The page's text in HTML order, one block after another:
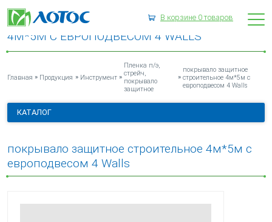
В корзине 0товаров
ПОКРЫВАЛО ЗАЩИТНОЕ СТРОИТЕЛЬНОЕ
4М*5М С ЕВРОПОДВЕСОМ 4 WALLS
Главная » Продукция » Инструмент »
Пленка п/э,
стрейч,
покрывало
защитное
»
покрывало защитное
строительное 4м*5м с
европодвесом 4 Walls
КАТАЛОГ
покрывало защитное строительное 4м*5м с
европодвесом 4 Walls